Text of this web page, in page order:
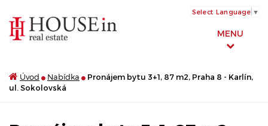
MENU
Select Language ▼
Úvod Nabídka
Pronájem bytu 3+1, 87 m2, Praha 8 - Karlín,
ul. Sokolovská